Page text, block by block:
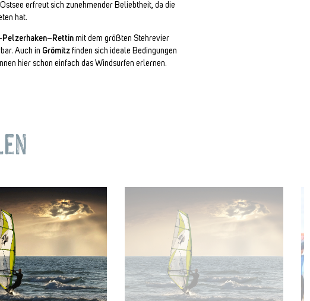
erfreut sich zunehmender Beliebtheit, da die
hat.
Pelzerhaken– Rettinmit dem größten Stehrevier
Auch in Grömitzfinden sich ideale Bedingungen
hier schon einfach das Windsurfen erlernen.